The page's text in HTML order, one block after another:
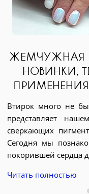
ЖЕМЧУЖНАЯ
НОВИНКИ,
Втирок много не
представляет
сверкающих
Сегодня мы
покорившей сердца
Читать полностью